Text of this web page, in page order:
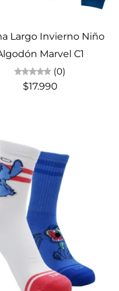
Largo Invierno Niño
Marvel C1
(0)
$17.990